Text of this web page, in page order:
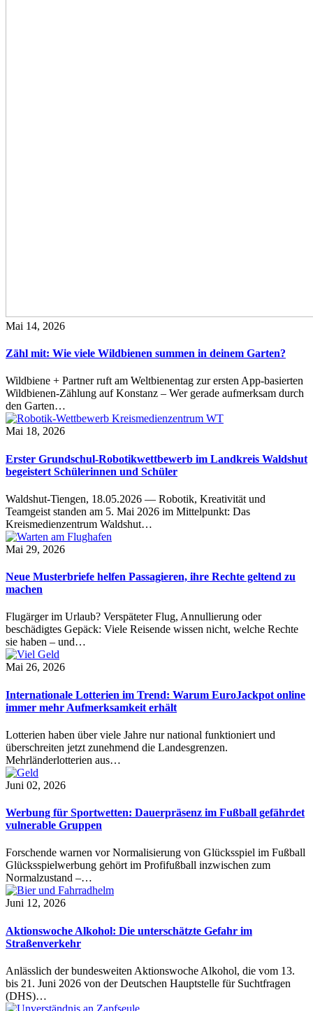
Mai 14, 2026
Zähl mit: Wie viele Wildbienen summen in deinem Garten?
Wildbiene + Partner ruft am Weltbienentag zur ersten App-basierten
Wildbienen-Zählung auf Konstanz – Wer gerade aufmerksam durch
den Garten…
Mai 18, 2026
Erster Grundschul-Robotikwettbewerb im Landkreis Waldshut
begeistert Schülerinnen und Schüler
Waldshut-Tiengen, 18.05.2026 — Robotik, Kreativität und
Teamgeist standen am 5. Mai 2026 im Mittelpunkt: Das
Kreismedienzentrum Waldshut…
Mai 29, 2026
Neue Musterbriefe helfen Passagieren, ihre Rechte geltend zu
machen
Flugärger im Urlaub? Verspäteter Flug, Annullierung oder
beschädigtes Gepäck: Viele Reisende wissen nicht, welche Rechte
sie haben – und…
Mai 26, 2026
Internationale Lotterien im Trend: Warum EuroJackpot online
immer mehr Aufmerksamkeit erhält
Lotterien haben über viele Jahre nur national funktioniert und
überschreiten jetzt zunehmend die Landesgrenzen.
Mehrländerlotterien aus…
Juni 02, 2026
Werbung für Sportwetten: Dauerpräsenz im Fußball gefährdet
vulnerable Gruppen
Forschende warnen vor Normalisierung von Glücksspiel im Fußball
Glücksspielwerbung gehört im Profifußball inzwischen zum
Normalzustand –…
Juni 12, 2026
Aktionswoche Alkohol: Die unterschätzte Gefahr im
Straßenverkehr
Anlässlich der bundesweiten Aktionswoche Alkohol, die vom 13.
bis 21. Juni 2026 von der Deutschen Hauptstelle für Suchtfragen
(DHS)…